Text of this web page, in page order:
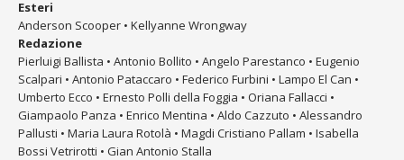
Esteri
Anderson Scooper • Kellyanne Wrongway
Redazione
Pierluigi Ballista • Antonio Bollito • Angelo Parestanco • Eugenio
Scalpari • Antonio Pataccaro • Federico Furbini • Lampo El Can •
Umberto Ecco • Ernesto Polli della Foggia • Oriana Fallacci •
Giampaolo Panza • Enrico Mentina • Aldo Cazzuto • Alessandro
Pallusti • Maria Laura Rotolà • Magdi Cristiano Pallam • Isabella
Bossi Vetrirotti • Gian Antonio Stalla